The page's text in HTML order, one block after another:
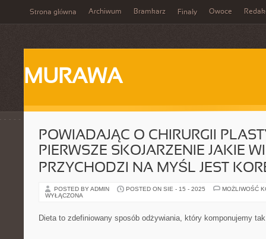
Strona główna Archiwum Bramkarz Finały Owoce
MURAWA
POWIADAJĄC O CHIRURGII
PIERWSZE SKOJARZENIE JAKIE
PRZYCHODZI NA MYŚL JEST
POSTED BY ADMIN POSTED ON SIE - 15 - 2025
MOŻLIWOŚĆ
WYŁĄCZONA
Dieta to zdefiniowany sposób odżywiania, który komponujemy tak